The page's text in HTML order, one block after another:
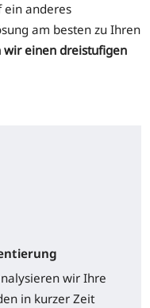
ein anderes
am besten zu Ihren
wir einen dreistufigen
wir Ihre
in kurzer Zeit